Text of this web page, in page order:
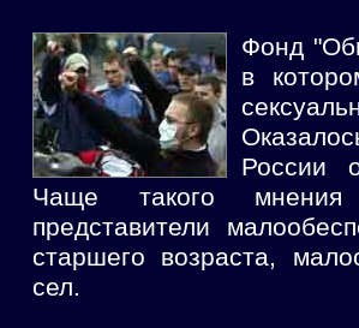
Фонд
в
России
Чаще такого
представители
старшего возраста,
сел.